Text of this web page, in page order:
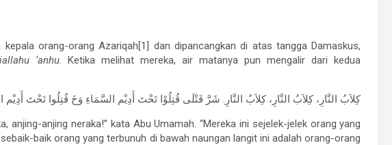
kepala orang-orang Azariqah[1] dan dipancangkan di atas tangga Damaskus,
‘anhu. Ketika melihat mereka, air matanya pun mengalir dari kedua
كِلاَبُ النَّارِ، كِلاَبُ النَّارِ، كِلاَبُ النَّارِ. شَرَّ قَتْلَى قُتِلُوْا تَحْتَ أَدِيْم السَّمَاءِ وَخَ قُتِلُوا تَحْتَ أَدِيْم
anjing-anjing neraka!” kata Abu Umamah. “Mereka ini sejelek-jelek orang yang
baik orang yang terbunuh di bawah naungan langit ini adalah orang-orang